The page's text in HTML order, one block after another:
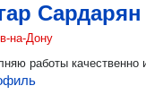
Сардарян
на-Дону
работы качественно